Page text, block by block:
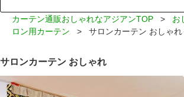
カーテン通販おしゃれなアジアンTOP > お
ロン用カーテン > サロンカーテン おしゃれ
サロンカーテン おしゃれ